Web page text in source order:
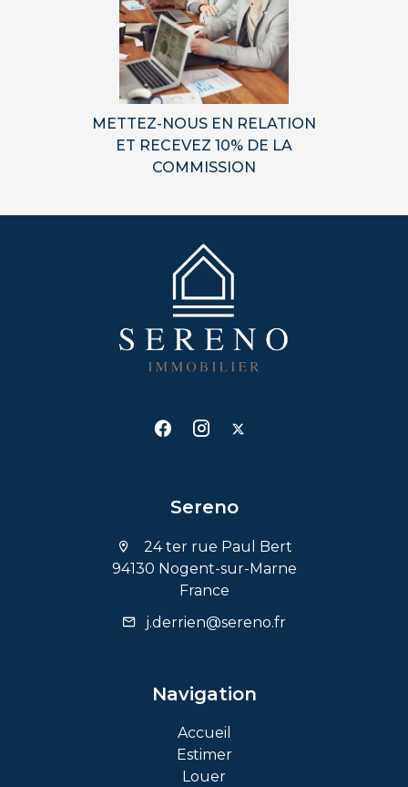
METTEZ-NOUS EN RELATION
ET RECEVEZ 10% DE LA
COMMISSION
Sereno
24 ter rue Paul Bert
94130 Nogent-sur-Marne
France
j.derrien@sereno.fr
Navigation
Accueil
Estimer
Louer